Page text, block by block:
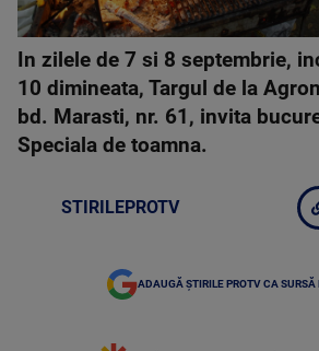
In zilele de 7 si 8 septembrie,
10 dimineata, Targul de la
bd. Marasti, nr. 61, invita
Speciala de toamna.
STIRILEPROTV
ADAUGĂ ȘTIRILE PROTV CA SURSĂ